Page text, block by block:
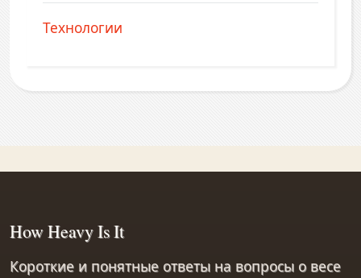
Технологии
How Heavy Is It
Короткие и понятные ответы на вопросы о весе